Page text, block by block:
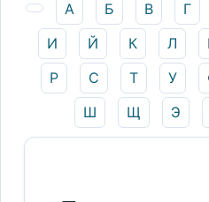
А Б В Г
И
Й К Л
Р
С Т У
Ш
Щ Э